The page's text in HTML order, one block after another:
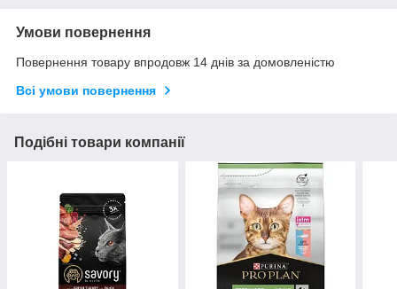
Умови повернення
Повернення товару впродовж 14 днів за домовленістю
Всі умови повернення
Подібні товари компанії